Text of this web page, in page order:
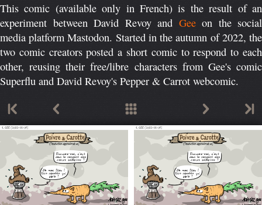
This comic (available only in French) is the result of an
experiment between David Revoy and Geeon the social
media platform Mastodon. Started in the autumn of 2022, the
two comic creators posted a short comic to respond to each
other, reusing their free/libre characters from Gee's comic
Superflu and David Revoy's Pepper & Carrot webcomic.